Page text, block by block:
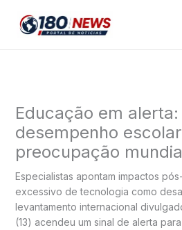
para
Educação em
desempenho
preocupação
Especialistas apontam impactos
excessivo de tecnologia como
levantamento internacional
(13) acendeu um sinal de alerta